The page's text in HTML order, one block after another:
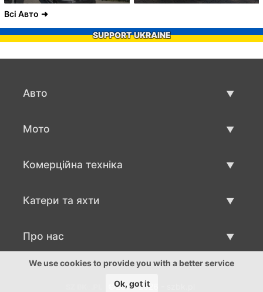
Всі Авто
SUPPORT UKRAINE
Авто
Мото
Комерційна техніка
Катери та яхти
Продаж катеру та яхти
Про нас
Про нас
©2016-2026 - szbk.pl
We use cookies to provide you with a better service
Ok, got it